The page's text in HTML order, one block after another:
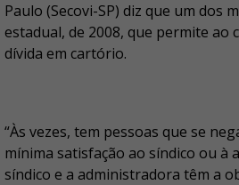
Paulo (Secovi-SP) diz que um dos
estadual, de 2008, que permite
dívida em cartório.
“Às vezes, tem pessoas que se
mínima satisfação ao síndico ou à
síndico e a administradora têm a